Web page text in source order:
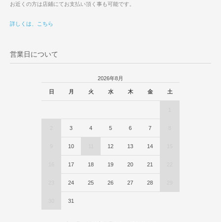
お近くの方は店鋪にてお支払い頂く事も可能です。
詳しくは、こちら
営業日について
2026年8月
日 月 火 水 木 金 土
3 4 5 6 7
10 12 13 14
17 18 19 20 21
24 25 26 27 28
31